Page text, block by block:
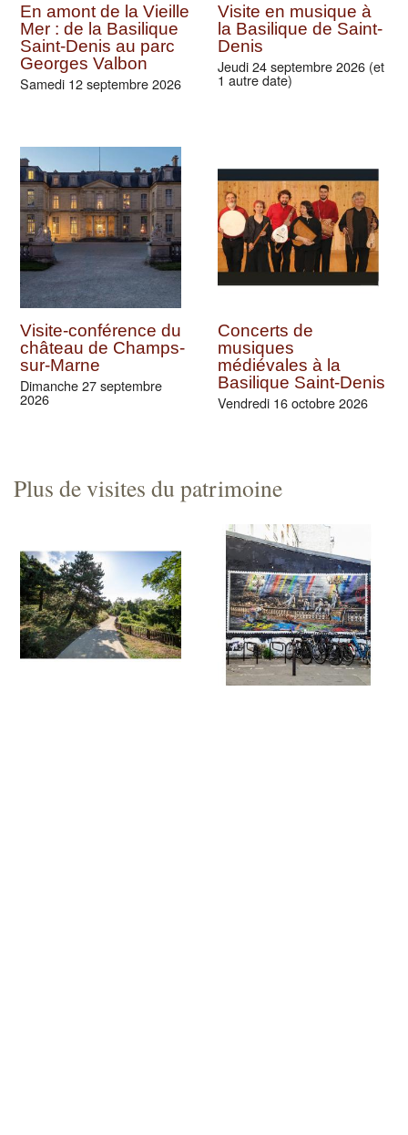
En amont de la Vieille
Mer : de la Basilique
Saint-Denis au parc
Georges Valbon
Samedi 12 septembre 2026
Visite en musique à
la Basilique de Saint-
Denis
Jeudi 24 septembre 2026 (et
1 autre date)
Visite-conférence du
château de Champs-
sur-Marne
Dimanche 27 septembre
2026
Concerts de
musiques
médiévales à la
Basilique Saint-Denis
Vendredi 16 octobre 2026
Plus de visites du patrimoine